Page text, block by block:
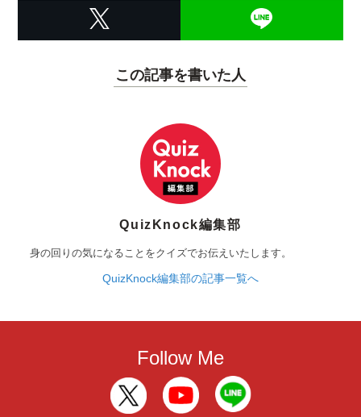
この記事を書いた人
QuizKnock編集部
身の回りの気になることをクイズでお伝えいたします。
QuizKnock編集部の記事一覧へ
Follow Me